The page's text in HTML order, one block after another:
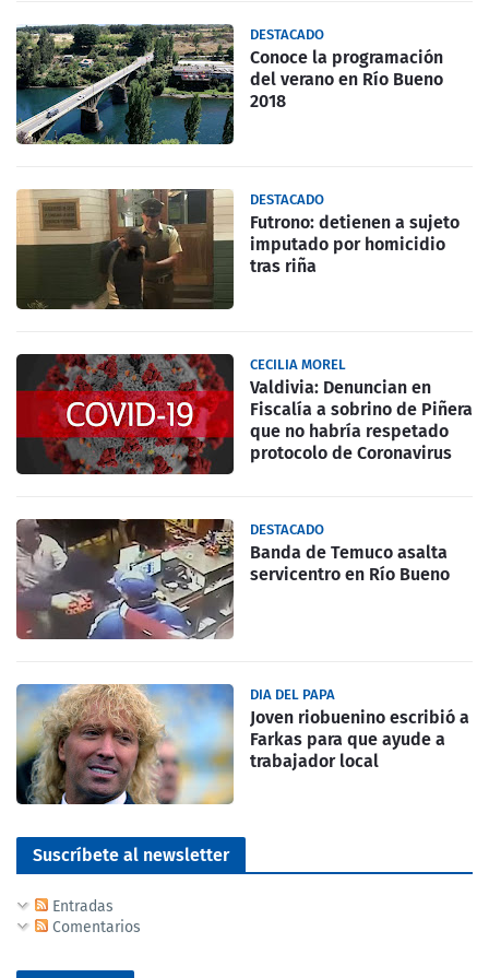
DESTACADO
Conoce la programación
del verano en Río Bueno
2018
DESTACADO
Futrono: detienen a sujeto
imputado por homicidio
tras riña
CECILIA MOREL
Valdivia: Denuncian en
Fiscalía a sobrino de Piñera
que no habría respetado
protocolo de Coronavirus
DESTACADO
Banda de Temuco asalta
servicentro en Río Bueno
DIA DEL PAPA
Joven riobuenino escribió a
Farkas para que ayude a
trabajador local
Suscríbete al newsletter
Entradas
Comentarios